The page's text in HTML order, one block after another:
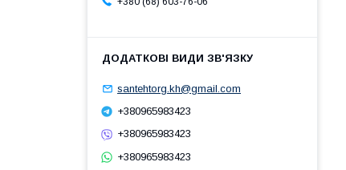
santehtorg.kh@gmail.com
+380965983423
+380965983423
+380965983423